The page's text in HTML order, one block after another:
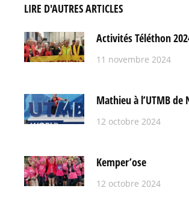
LIRE D'AUTRES ARTICLES
Activités Téléthon
11 novembre 2024
Mathieu à l’UTMB de
12 octobre 2024
Kemper’ose
12 octobre 2024